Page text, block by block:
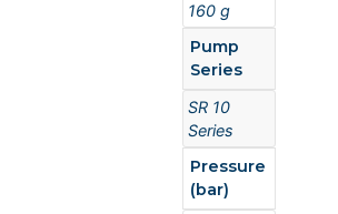
160 g
Pump
Series
SR 10
Series
Pressure
(bar)